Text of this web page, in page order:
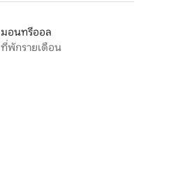
มอนทรีออล
ที่พักรายเดือน